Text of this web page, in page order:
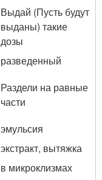
Выдай (Пусть будут
выданы) такие
дозы
разведенный
Раздели на равные
части
эмульсия
экстракт, вытяжка
в микроклизмах